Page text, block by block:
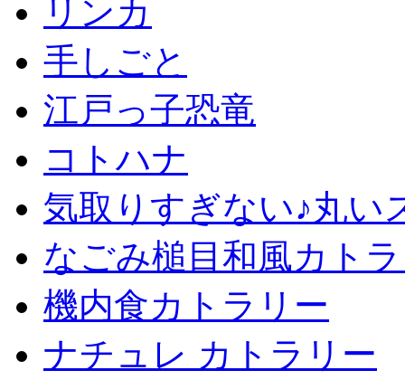
リンカ
手しごと
江戸っ子恐竜
コトハナ
気取りすぎない♪丸い
なごみ槌目和風カト
機内食カトラリー
ナチュレ カトラリー